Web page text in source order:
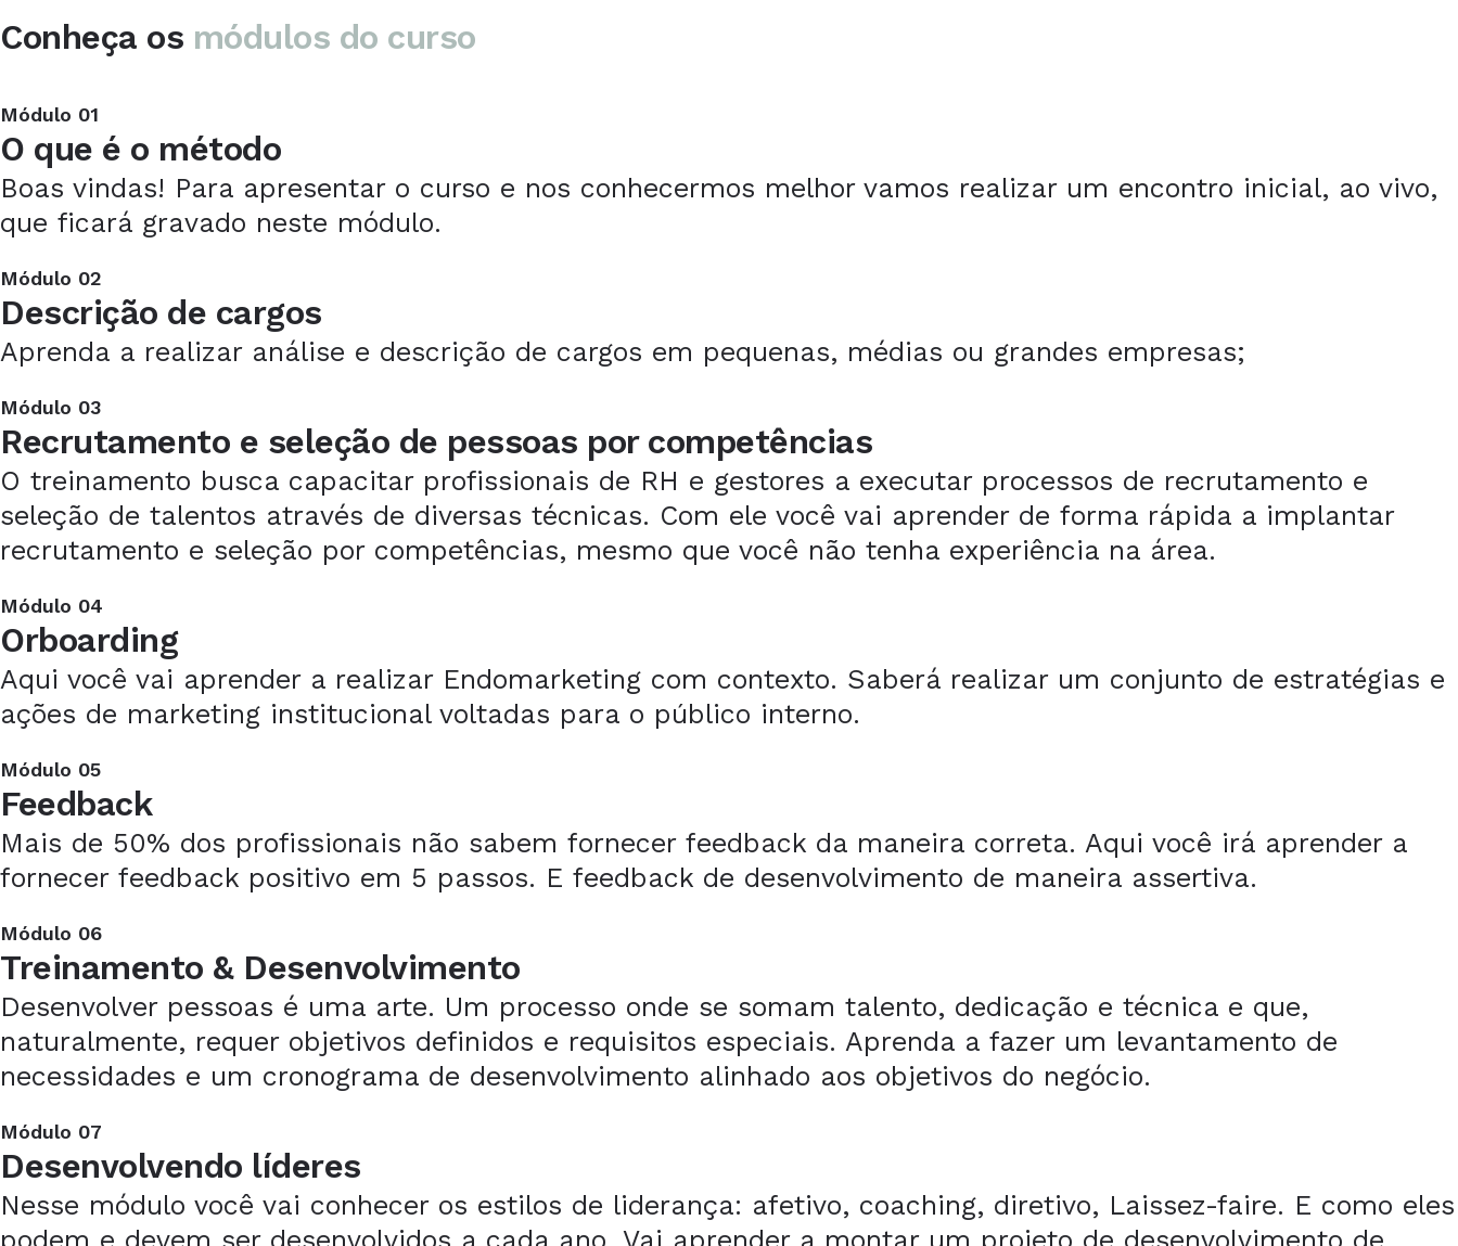
Conheça os módulos do curso
Módulo 01
O que é o método
Boas vindas! Para apresentar o curso e nos conhecermos melhor vamos realizar um encontro inicial, ao vivo,
que ficará gravado neste módulo.
Módulo 02
Descrição de cargos
Aprenda a realizar análise e descrição de cargos em pequenas, médias ou grandes empresas;
Módulo 03
Recrutamento e seleção de pessoas por competências
O treinamento busca capacitar profissionais de RH e gestores a executar processos de recrutamento e
seleção de talentos através de diversas técnicas. Com ele você vai aprender de forma rápida a implantar
recrutamento e seleção por competências, mesmo que você não tenha experiência na área.
Módulo 04
Orboarding
Aqui você vai aprender a realizar Endomarketing com contexto. Saberá realizar um conjunto de estratégias e
ações de marketing institucional voltadas para o público interno.
Módulo 05
Feedback
Mais de 50% dos profissionais não sabem fornecer feedback da maneira correta. Aqui você irá aprender a
fornecer feedback positivo em 5 passos. E feedback de desenvolvimento de maneira assertiva.
Módulo 06
Treinamento & Desenvolvimento
Desenvolver pessoas é uma arte. Um processo onde se somam talento, dedicação e técnica e que,
naturalmente, requer objetivos definidos e requisitos especiais. Aprenda a fazer um levantamento de
necessidades e um cronograma de desenvolvimento alinhado aos objetivos do negócio.
Módulo 07
Desenvolvendo líderes
Nesse módulo você vai conhecer os estilos de liderança: afetivo, coaching, diretivo, Laissez-faire. E como eles